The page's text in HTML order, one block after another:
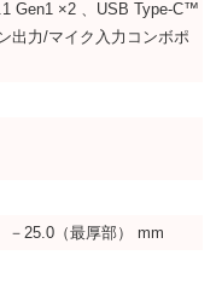
Gen1 ×2 、USB Type-C™
出力/マイク入力コンボポ
－25.0（最厚部） mm